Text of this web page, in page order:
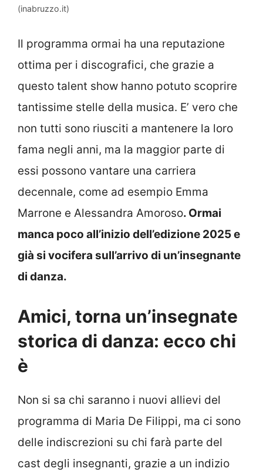
(inabruzzo.it)
Il programma ormai ha una reputazione
ottima per i discografici, che grazie a
questo talent show hanno potuto scoprire
tantissime stelle della musica. E’ vero che
non tutti sono riusciti a mantenere la loro
fama negli anni, ma la maggior parte di
essi possono vantare una carriera
decennale, come ad esempio Emma
Marrone e Alessandra Amoroso. Ormai
manca poco all’inizio dell’edizione 2025 e
già si vocifera sull’arrivo di un’insegnante
di danza.
Amici, torna un’insegnate
storica di danza: ecco chi
è
Non si sa chi saranno i nuovi allievi del
programma di Maria De Filippi, ma ci sono
delle indiscrezioni su chi farà parte del
cast degli insegnanti, grazie a un indizio